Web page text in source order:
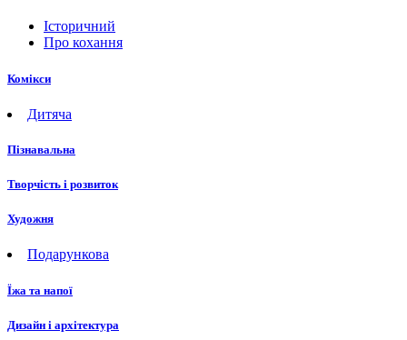
Історичний
Про кохання
Комікси
Дитяча
Пізнавальна
Творчість і розвиток
Художня
Подарункова
Їжа та напої
Дизайн і архітектура